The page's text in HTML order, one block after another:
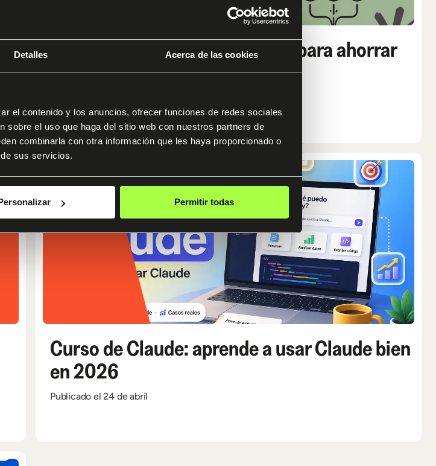
Detalles Acerca de las cookies
el contenido y los anuncios, ofrecer funciones de redes sociales
el uso que haga del sitio web con nuestros partners de
combinarla con otra información que les haya proporcionado o
sus servicios.
Permitir todas
IA para finanzas: guía práctica para ahorrar
tiempo y analizar mejor
Blog
Curso de Claude: aprende a usar Claude bien
en 2026
Publicado el 24 de abril